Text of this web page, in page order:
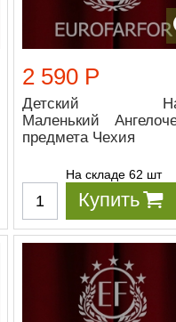
2 590 Р
Детский
Маленький
предмета Чехия
На складе 62 шт
Купить